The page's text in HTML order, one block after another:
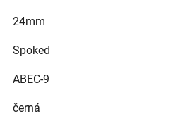
24mm
Spoked
ABEC-9
černá